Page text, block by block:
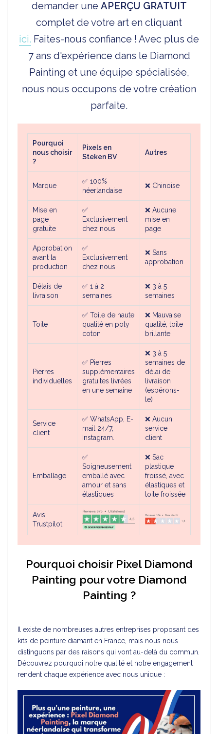
demander une APERÇU GRATUIT
complet de votre art en cliquant
ici. Faites-nous confiance ! Avec plus de
7 ans d'expérience dans le Diamond
Painting et une équipe spécialisée,
nous nous occupons de votre création
parfaite.
Pourquoi
nous choisir
?
Pixels en
Steken BV
Autres
Marque
✅ 100%
néerlandaise
❌ Chinoise
Mise en
page
gratuite
✅
Exclusivement
chez nous
❌ Aucune
mise en
page
Approbation
avant la
production
✅
Exclusivement
chez nous
❌ Sans
approbation
Délais de
livraison
✅ 1 à 2
semaines
❌ 3 à 5
semaines
Toile
✅ Toile de haute
qualité en poly
coton
❌ Mauvaise
qualité, toile
brillante
Pierres
individuelles
✅ Pierres
supplémentaires
gratuites livrées
en une semaine
❌ 3 à 5
semaines de
délai de
livraison
(espérons-
le)
Service
client
✅ WhatsApp, E-
mail 24/7,
Instagram.
❌ Aucun
service
client
Emballage
✅
Soigneusement
emballé avec
amour et sans
élastiques
❌ Sac
plastique
froissé, avec
élastiques et
toile froissée
Avis
Trustpilot
Pourquoi choisir Pixel Diamond
Painting pour votre Diamond
Painting ?
Il existe de nombreuses autres entreprises proposant des
kits de peinture diamant en France, mais nous nous
distinguons par des raisons qui vont au-delà du commun.
Découvrez pourquoi notre qualité et notre engagement
rendent chaque expérience avec nous unique :